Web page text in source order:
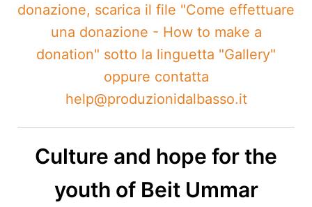
donazione, scarica il file "Come effettuare
una donazione - How to make a
donation" sotto la linguetta "Gallery"
oppure contatta
help@produzionidalbasso.it
Culture and hope for the
youth of Beit Ummar